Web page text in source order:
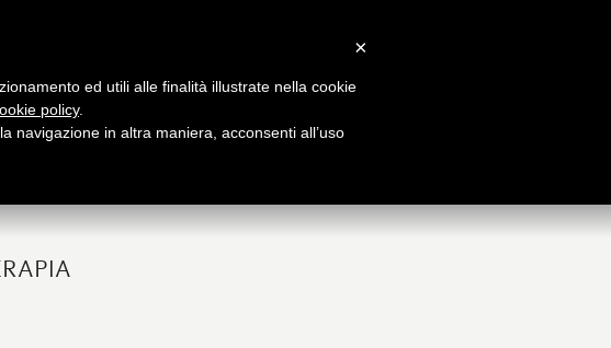
Registrati
iniziative formativa e professionale I nostri pensieri
×
ed utili alle finalità illustrate nella cookie
policy.
navigazione in altra maniera, acconsenti all’uso